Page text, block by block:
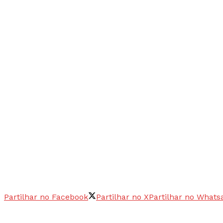
Partilhar no Facebook Partilhar no XPartilhar no